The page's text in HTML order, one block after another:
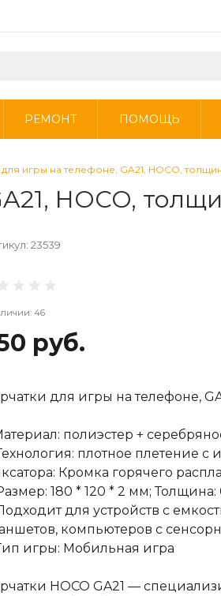
РЕМОНТ ПОМОЩЬ
для игры на телефоне, GA21, HOCO,
HOCO,
23539
46
руб.
для игры на телефоне,
полиэстер +
плотное плетение
Кромка горячего
180 * 120 * 2 мм; Толщина:
для устройств с
компьютеров с
игры: Мобильная игра
HOCO GA21 —